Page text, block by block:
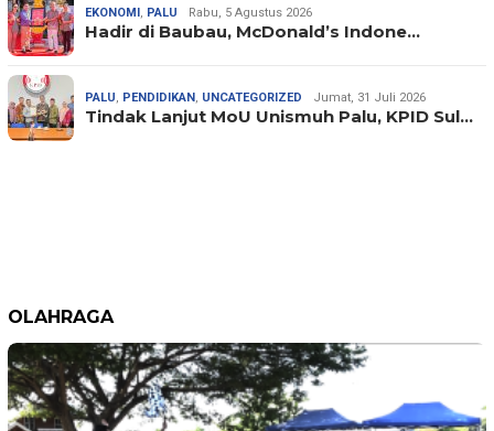
EKONOMI, PALU Rabu, 5 Agustus 2026
Hadir di Baubau, McDonald’s Indone…
PALU, PENDIDIKAN, UNCATEGORIZED Jumat, 31 Juli 2026
Tindak Lanjut MoU Unismuh Palu, KPID Sul…
OLAHRAGA